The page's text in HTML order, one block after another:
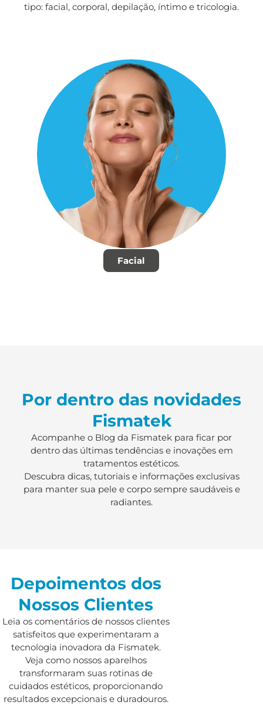
tipo: facial, corporal, depilação, íntimo e tricologia.
Facial
Por dentro das novidades
Fismatek
Acompanhe o Blog da Fismatek para ficar por
dentro das últimas tendências e inovações em
tratamentos estéticos.
Descubra dicas, tutoriais e informações exclusivas
para manter sua pele e corpo sempre saudáveis e
radiantes.
Depoimentos dos
Nossos Clientes
Leia os comentários de nossos clientes
satisfeitos que experimentaram a
tecnologia inovadora da Fismatek.
Veja como nossos aparelhos
transformaram suas rotinas de
cuidados estéticos, proporcionando
resultados excepcionais e duradouros.